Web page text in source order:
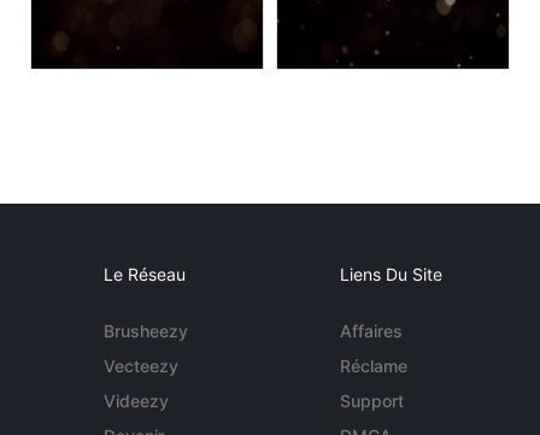
Le Réseau
Brusheezy
Vecteezy
Videezy
Liens Du Site
Affaires
Réclame
Support